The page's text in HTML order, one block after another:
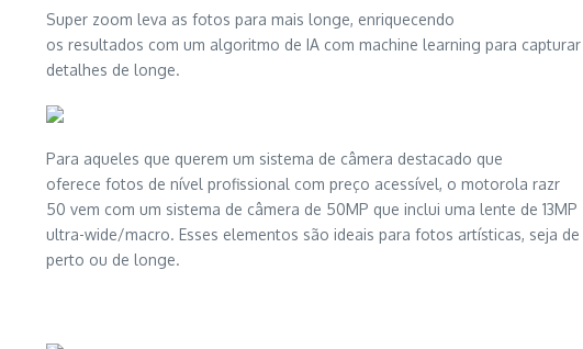
Super zoom leva as fotos para mais longe, enriquecendo
os resultados com um algoritmo de IA com machine learning para capturar
detalhes de longe.
Para aqueles que querem um sistema de câmera destacado que
oferece fotos de nível profissional com preço acessível, o motorola razr
50 vem com um sistema de câmera de 50MP que inclui uma lente de 13MP
ultra-wide/macro. Esses elementos são ideais para fotos artísticas, seja de
perto ou de longe.